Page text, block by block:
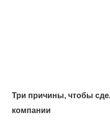
Три причины, чтобы
компании